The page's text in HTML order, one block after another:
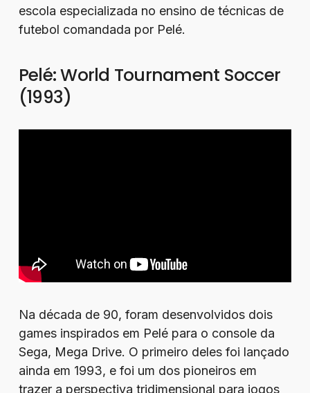
escola especializada no ensino de técnicas de
futebol comandada por Pelé.
Pelé: World Tournament Soccer
(1993)
Na década de 90, foram desenvolvidos dois
games inspirados em Pelé para o console da
Sega, Mega Drive. O primeiro deles foi lançado
ainda em 1993, e foi um dos pioneiros em
trazer a perspectiva tridimensional para jogos